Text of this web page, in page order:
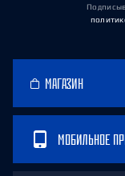
МАГАЗИН
МОБИЛЬНОЕ